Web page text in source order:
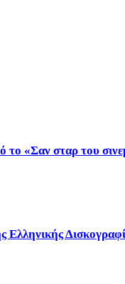
το «Σαν σταρ του
Ελληνικής